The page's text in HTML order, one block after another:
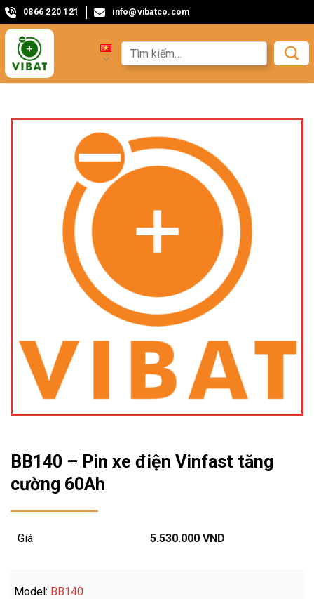
info@vibatco.com
0866 220 121
BB140 – Pin xe điện Vinfast tăng
cường 60Ah
Giá 5.530.000 VND
Model: BB140